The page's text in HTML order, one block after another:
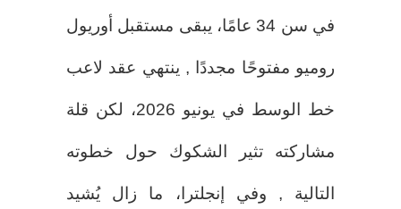
في سن 34 عامًا، يبقى مستقبل أوريول
روميو مفتوحًا مجددًا , ينتهي عقد لاعب
خط الوسط في يونيو 2026، لكن قلة
مشاركته تثير الشكوك حول خطوته
التالية , وفي إنجلترا، ما زال يُشيد